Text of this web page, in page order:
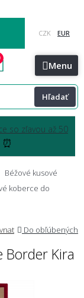
Menu
Hľadať
so zľavou až 50
⏰
Béžové kusové
koberce do
Do obľúbených
Border Kira